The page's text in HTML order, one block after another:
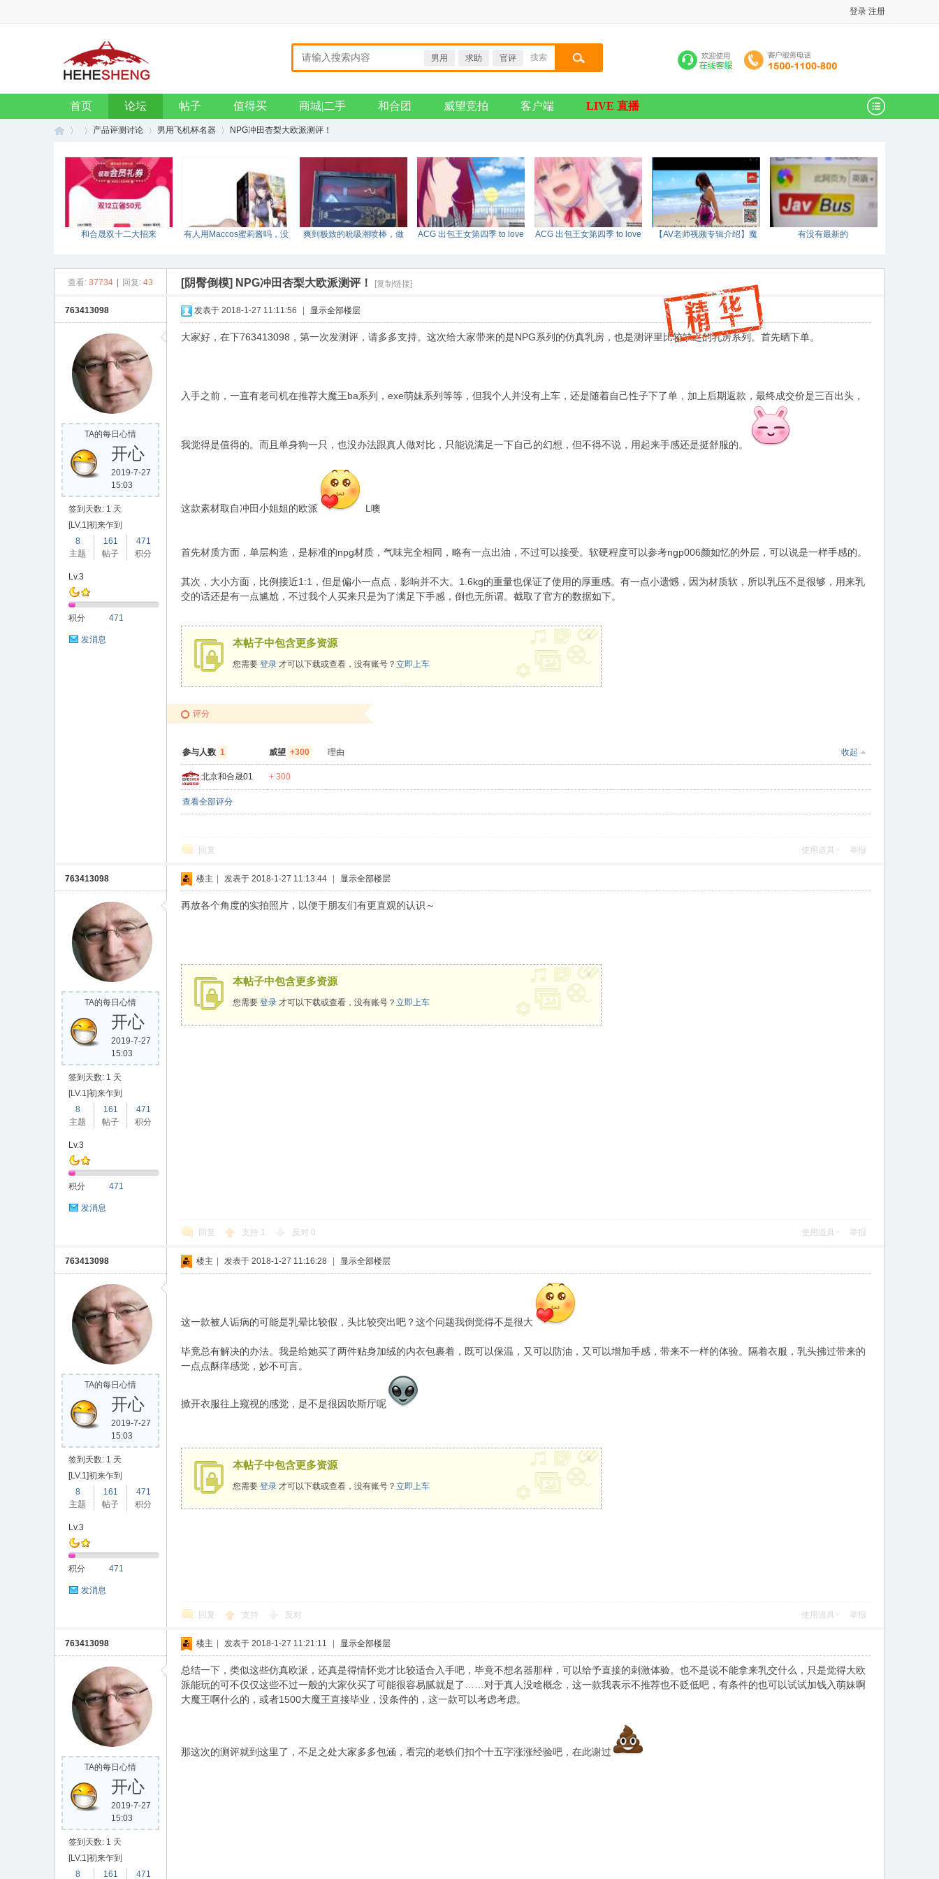
登录 注册
男用 求助 官评
搜索
搜索
首页 论坛 帖子 值得买 商城|二手 和合团 威望竞拍 客户端 LIVE 直播
晟
» ›
产品评测讨论 男用飞机杯名器 NPG冲田杏梨大欧派测评！
和合晟双十二大招来
有人用Maccos蜜莉酱吗，没
爽到极致的吮吸潮喷棒，做
ACG 出包王女第四季 to love
ACG 出包王女第四季 to love
【AV老师视频专辑介绍】魔
有没有最新的
查看: 37734 回复: 43 [阴臀倒模] NPG冲田杏梨大欧派测评！ [复制链接]
763413098
TA的每日心情
开心
2019-7-27
15:03
签到天数: 1 天
[LV.1]初来乍到
8
主题
161
帖子
471
积分
Lv.3
积分 471
发消息
发表于 2018-1-27 11:11:56 显示全部楼层
大家好，在下763413098，第一次发测评，请多多支持。这次给大家带来的是NPG系列的仿真乳房，也是测评里比较缺乏的乳房系列。首先晒下单。
入手之前，一直有老司机在推荐大魔王ba系列，exe萌妹系列等等，但我个人并没有上车，还是随着自己性子下了单，加上后期返款，最终成交价是三百出头，
我觉得是值得的。而且单身狗一只，也没办法跟真人做对比，只能说满足一下自己的幻想，但不得不说，用起来手感还是挺舒服的。
这款素材取自冲田小姐姐的欧派 L噢
首先材质方面，单层构造，是标准的npg材质，气味完全相同，略有一点出油，不过可以接受。软硬程度可以参考ngp006颜如忆的外层，可以说是一样手感的。
其次，大小方面，比例接近1:1，但是偏小一点点，影响并不大。1.6kg的重量也保证了使用的厚重感。有一点小遗憾，因为材质软，所以乳压不是很够，用来乳
交的话还是有一点尴尬，不过我个人买来只是为了满足下手感，倒也无所谓。截取了官方的数据如下。
本帖子中包含更多资源
您需要 登录 才可以下载或查看，没有账号？ 立即上车
x
评分
参与人数 1 威望 +300 收起
理由
北京和合晟01 + 300
查看全部评分
回复 使用道具 举报
763413098
TA的每日心情
开心
2019-7-27
15:03
签到天数: 1 天
[LV.1]初来乍到
8
主题
161
帖子
471
积分
Lv.3
积分 471
发消息
楼主 发表于 2018-1-27 11:13:44 显示全部楼层
再放各个角度的实拍照片，以便于朋友们有更直观的认识～
本帖子中包含更多资源
您需要 登录 才可以下载或查看，没有账号？ 立即上车
x
回复 支持 1 反对 0 使用道具 举报
763413098
TA的每日心情
开心
2019-7-27
15:03
签到天数: 1 天
[LV.1]初来乍到
8
主题
161
帖子
471
积分
Lv.3
积分 471
发消息
楼主 发表于 2018-1-27 11:16:28 显示全部楼层
这一款被人诟病的可能是乳晕比较假，头比较突出吧？这个问题我倒觉得不是很大
毕竟总有解决的办法。我是给她买了两件贴身加绒的内衣包裹着，既可以保温，又可以防油，又可以增加手感，带来不一样的体验。隔着衣服，乳头拂过带来的
一点点酥痒感觉，妙不可言。
掀开衣服往上窥视的感觉，是不是很因吹斯厅呢
本帖子中包含更多资源
您需要 登录 才可以下载或查看，没有账号？ 立即上车
x
回复 支持 反对 使用道具 举报
763413098
TA的每日心情
开心
2019-7-27
15:03
签到天数: 1 天
[LV.1]初来乍到
8
161
471
楼主 发表于 2018-1-27 11:21:11 显示全部楼层
总结一下，类似这些仿真欧派，还真是得情怀党才比较适合入手吧，毕竟不想名器那样，可以给予直接的刺激体验。也不是说不能拿来乳交什么，只是觉得大欧
派能玩的可不仅仅这些不过一般的大家伙买了可能很容易腻就是了……对于真人没啥概念，这一款我表示不推荐也不贬低吧，有条件的也可以试试加钱入萌妹啊
大魔王啊什么的，或者1500大魔王直接毕业，没条件的，这一款可以考虑考虑。
那这次的测评就到这里了，不足之处大家多多包涵，看完的老铁们扣个十五字涨涨经验吧，在此谢过